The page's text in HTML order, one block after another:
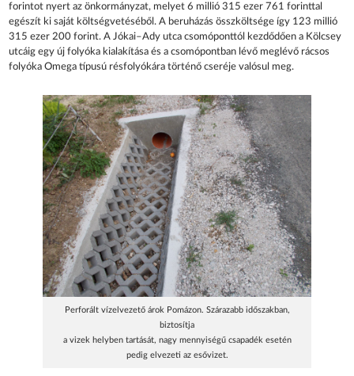
forintot nyert az önkormányzat, melyet 6 millió 315 ezer 761 forinttal
egészít ki saját költségvetéséből. A beruházás összköltsége így 123 millió
315 ezer 200 forint. A Jókai–Ady utca csomóponttól kezdődően a Kölcsey
utcáig egy új folyóka kialakítása és a csomópontban lévő meglé­vő rácsos
folyóka Omega típusú résfolyóká­ra történő cseréje valósul meg.
Perforált vízelvezető árok Pomázon. Szárazabb időszakban,
biztosítja
a vizek helyben tartását, nagy mennyiségű csapadék esetén
pedig elvezeti az esővizet.